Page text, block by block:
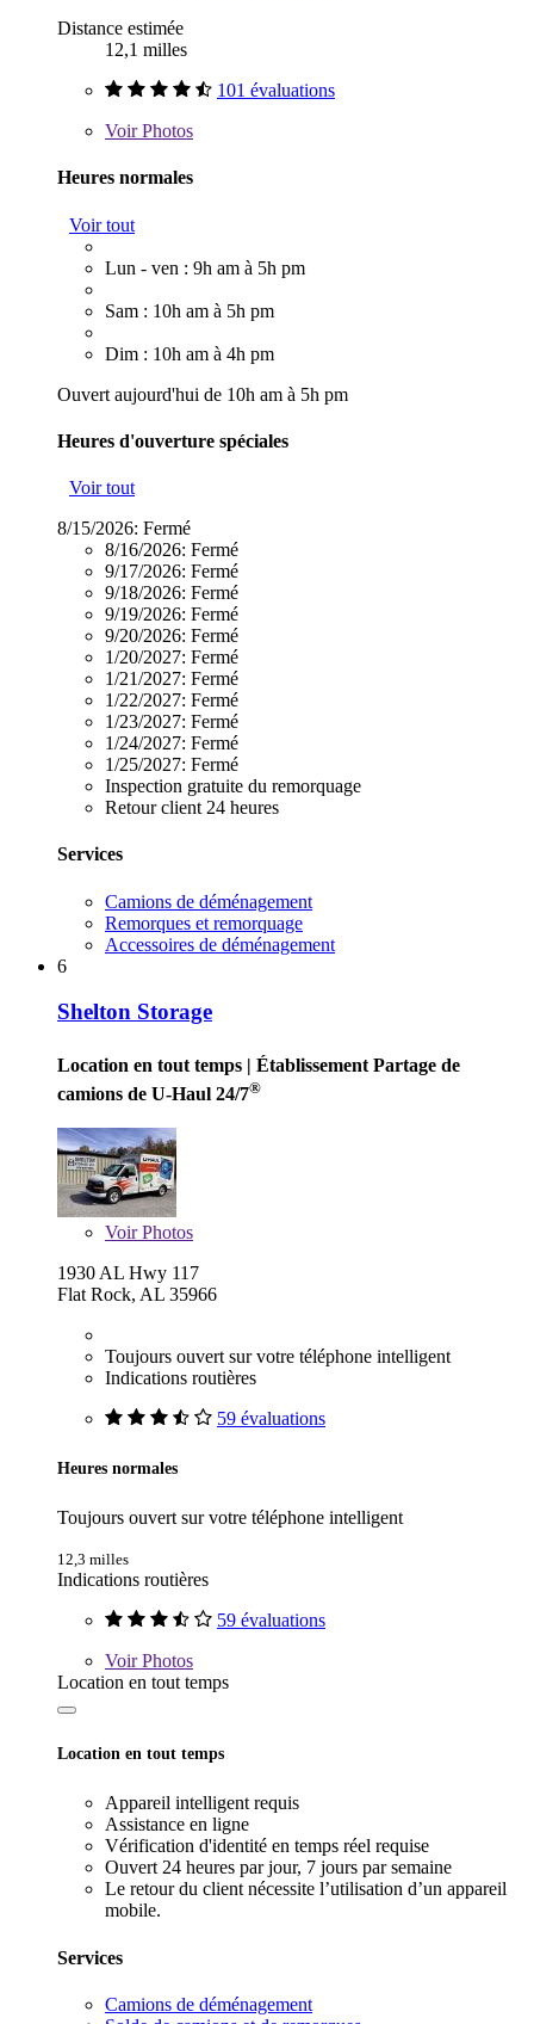
Distance estimée
12,1 milles
101 évaluations
VoirPhotos
Heures normales
Voir tout
Lun - ven : 9h am à 5h pm
Sam : 10h am à 5h pm
Dim : 10h am à 4h pm
Ouvert aujourd'hui de 10h am à 5h pm
Heures d'ouverture spéciales
Voir tout
8/15/2026: Fermé
8/16/2026: Fermé
9/17/2026: Fermé
9/18/2026: Fermé
9/19/2026: Fermé
9/20/2026: Fermé
1/20/2027: Fermé
1/21/2027: Fermé
1/22/2027: Fermé
1/23/2027: Fermé
1/24/2027: Fermé
1/25/2027: Fermé
Inspection gratuite du remorquage
Retour client 24 heures
Services
Camions de déménagement
Remorques et remorquage
Accessoires de déménagement
6
Shelton Storage
Location en tout temps | Établissement Partage de
camions de U-Haul 24/7®
VoirPhotos
1930 AL Hwy 117
Flat Rock, AL 35966
Toujours ouvert sur votre téléphone intelligent
Indications routières
59 évaluations
Heures normales
Toujours ouvert sur votre téléphone intelligent
12,3 milles
Indications routières
59 évaluations
VoirPhotos
Location en tout temps
Location en tout temps
Appareil intelligent requis
Assistance en ligne
Vérification d'identité en temps réel requise
Ouvert 24 heures par jour, 7 jours par semaine
Le retour du client nécessite l’utilisation d’un appareil
mobile.
Services
Camions de déménagement